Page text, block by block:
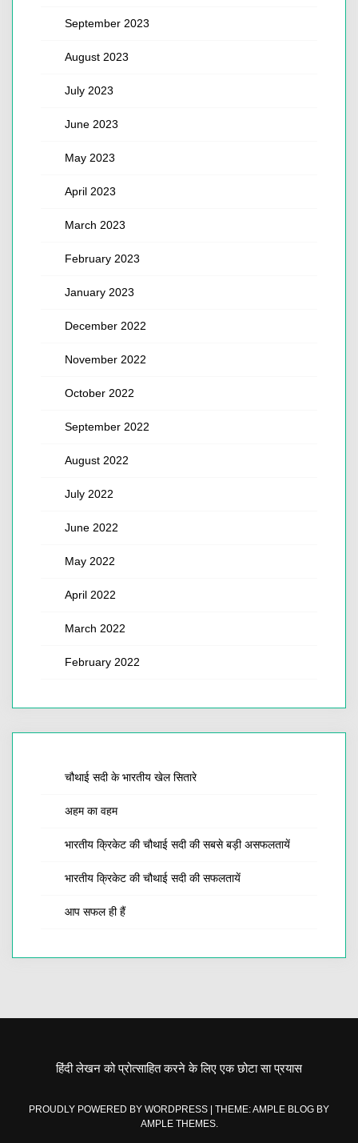
September 2023
August 2023
July 2023
June 2023
May 2023
April 2023
March 2023
February 2023
January 2023
December 2022
November 2022
October 2022
September 2022
August 2022
July 2022
June 2022
May 2022
April 2022
March 2022
February 2022
चौथाई सदी के भारतीय खेल सितारे
अहम का वहम
भारतीय क्रिकेट की चौथाई सदी की सबसे बड़ी असफलतायें
भारतीय क्रिकेट की चौथाई सदी की सफलतायें
आप सफल ही हैं
हिंदी लेखन को प्रोत्साहित करने के लिए एक छोटा सा प्रयास
PROUDLY POWERED BY WORDPRESS
THEME: AMPLE BLOG BY
AMPLE THEMES.